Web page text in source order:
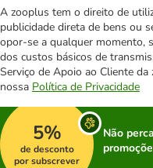
A zooplus tem o direito de
publicidade direta de bens ou
opor-se a qualquer momento,
dos custos básicos de
Serviço de Apoio ao Cliente
nossa Política de Privacidade
5%
de desconto
por subscrever
Não